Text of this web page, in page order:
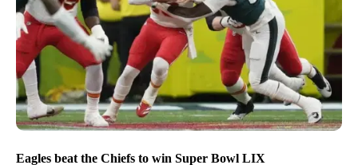
Eagles beat the Chiefs to win Super Bowl LIX